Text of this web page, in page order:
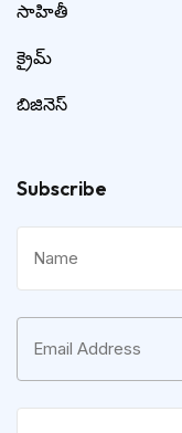
సాహితీ
క్రైమ్
బిజినెస్
Subscribe